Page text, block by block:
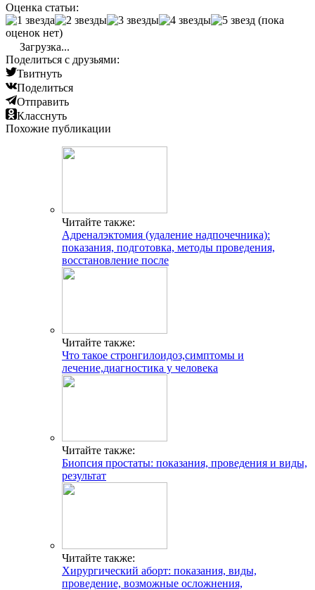
Оценка статьи:
(пока
оценок нет)
Загрузка...
Поделиться с друзьями:
Твитнуть
Поделиться
Отправить
Класснуть
Похожие публикации
Читайте также:
Адреналэктомия (удаление надпочечника):
показания, подготовка, методы проведения,
восстановление после
Читайте также:
Что такое стронгилоидоз,симптомы и
лечение,диагностика у человека
Читайте также:
Биопсия простаты: показания, проведения и виды,
результат
Читайте также:
Хирургический аборт: показания, виды,
проведение, возможные осложнения,